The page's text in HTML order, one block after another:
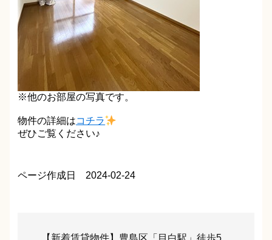
※他のお部屋の写真です。
物件の詳細はコチラ
ぜひご覧ください♪
ページ作成日 2024-02-24